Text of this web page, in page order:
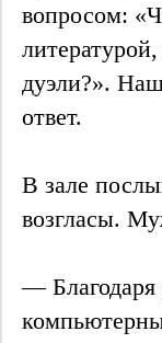
вопросом:
дуэли?».
ответ.
В зале
возгласы.
—